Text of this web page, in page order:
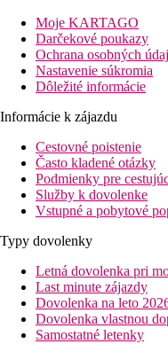
pláž: 0 m
letisko: 29 km
centrum: 5 km
nákupné
centrálne
telefón
TV/sat.
minibar
trezor
Ostatné typy izieb
vyššie uvedené
Dvojposteľová
Štvorlôžková
Rodinná izba:
Moje KARTAGO
Darčekové poukazy
Ochrana osobných
Nastavenie súkromia
Dôležité informácie
Informácie k zájazdu
Cestovné poistenie
Často kladené otázky
Podmienky pre
Služby k dovolenke
Vstupné a pobytové
Typy dovolenky
Letná dovolenka pri
Last minute zájazdy
Dovolenka na leto
Dovolenka vlastnou
Samostatné letenky